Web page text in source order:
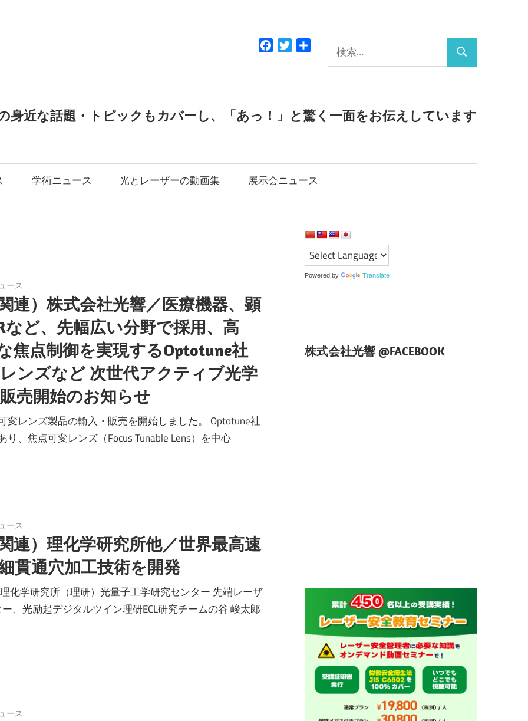
索:
検
Facebook
Twitter
身近な話題・トピックもカバーし、「あっ！」と驚く一面をお伝えしています
学術ニュース 光とレーザーの動画集 展示会ニュース
ース
連）株式会社光響／医療機器、顕
など、先幅広い分野で採用、高
焦点制御を実現するOptotune社
ンズなど 次世代アクティブ光学
売開始のお知らせ
レンズ製品の輸入・販売を開始しました。 Optotune社
、焦点可変レンズ（Focus Tunable Lens）を中心
ース
連）理化学研究所他／世界最高速
貫通穴加工技術を開発
化学研究所（理研）光量子工学研究センター 先端レーザ
、光励起デジタルツイン理研ECL研究チームの谷 峻太郎
ース
Powered by Translate
株式会社光響 @FACEBOOK